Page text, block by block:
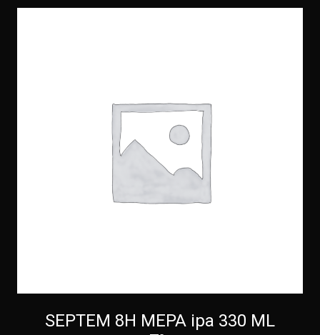
SEPTEM 8H ΜΕΡΑ ipa 330 ML